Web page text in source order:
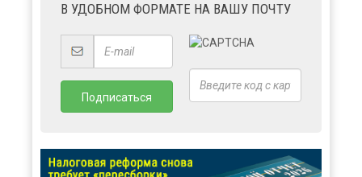
В УДОБНОМ ФОРМАТЕ НА ВАШУ ПОЧТУ